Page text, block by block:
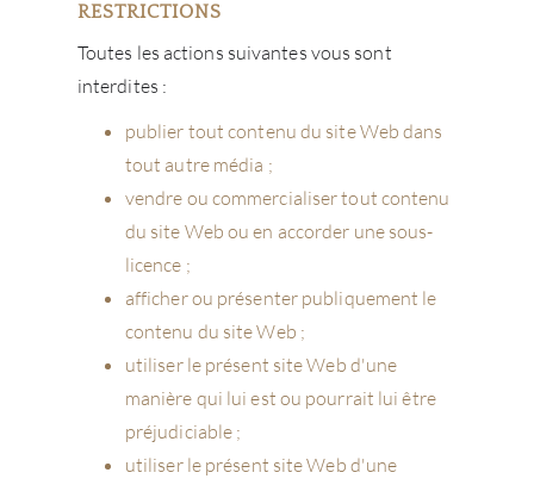
RESTRICTIONS
Toutes les actions suivantes vous sont
interdites :
publier tout contenu du site Web dans
tout autre média ;
vendre ou commercialiser tout contenu
du site Web ou en accorder une sous-
licence ;
afficher ou présenter publiquement le
contenu du site Web ;
utiliser le présent site Web d'une
manière qui lui est ou pourrait lui être
préjudiciable ;
utiliser le présent site Web d'une